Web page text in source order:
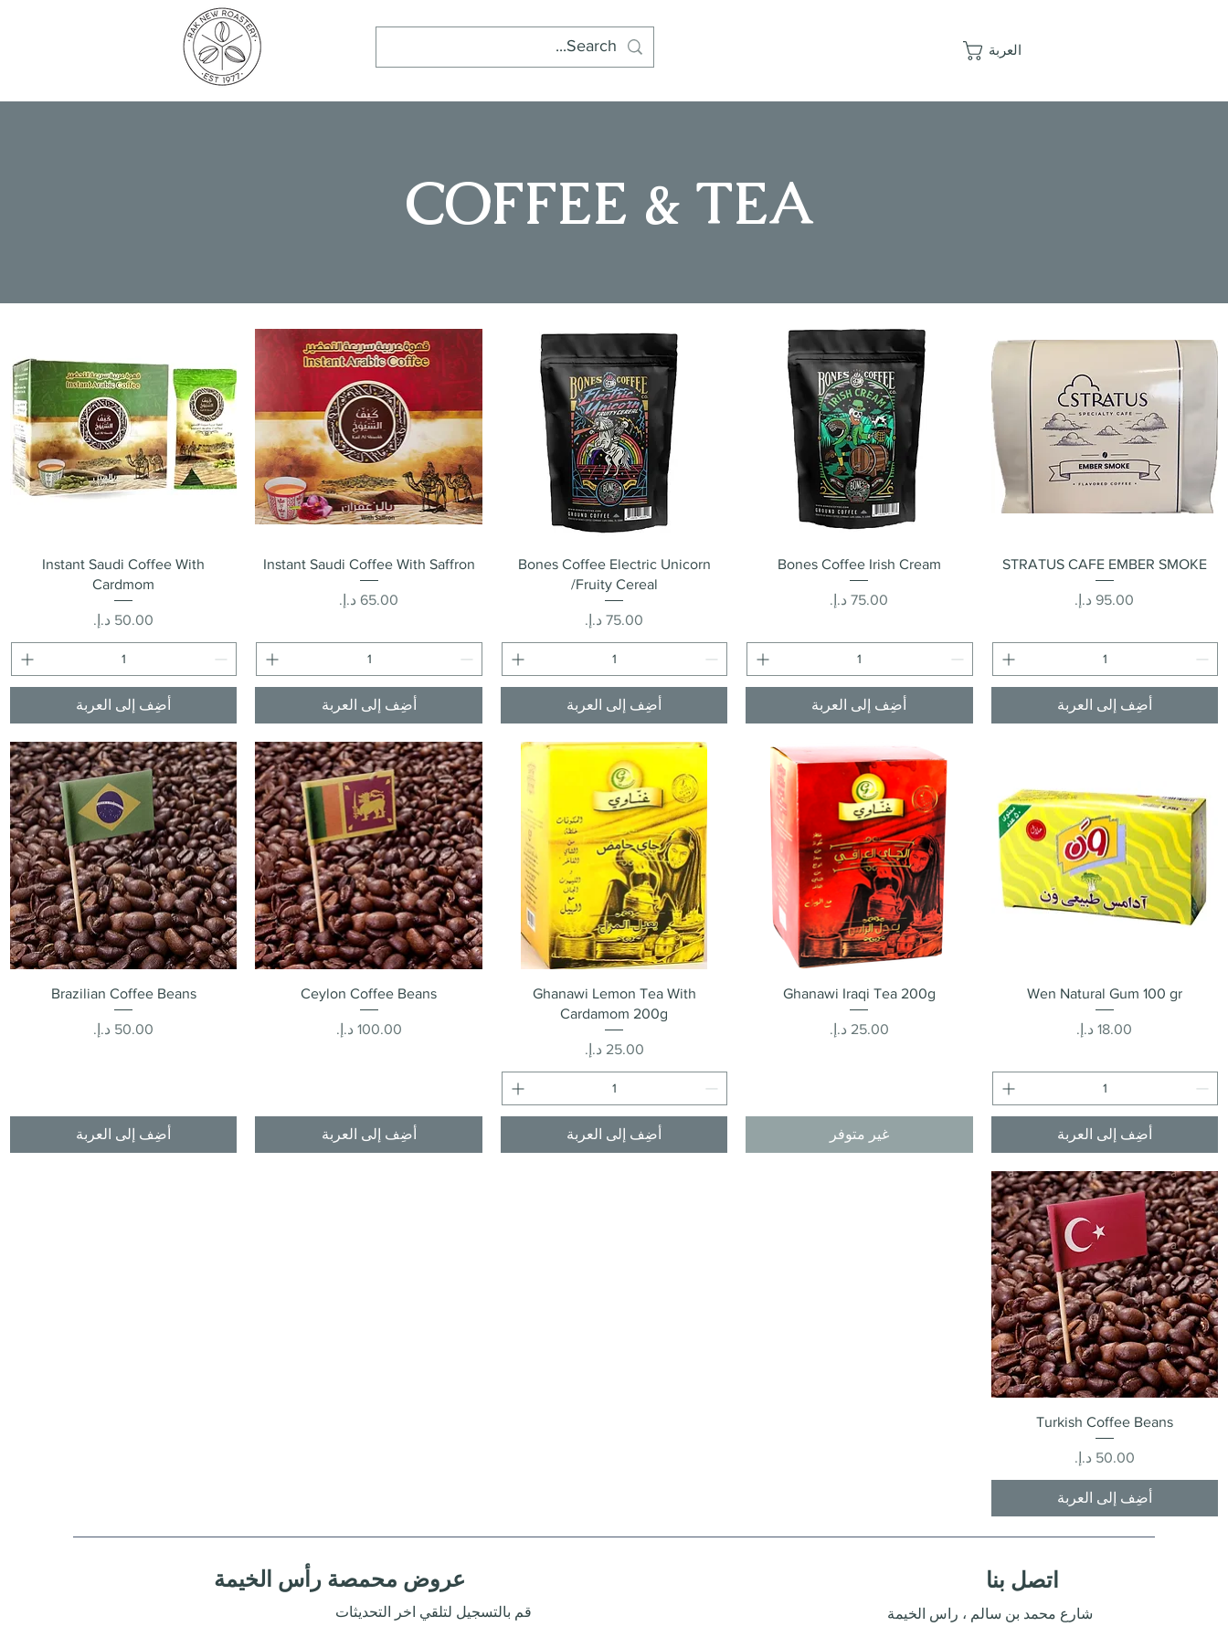
العربة
COFFEE & TEA
العرض السريع
STRATUS CAFE EMBER SMOKE
السعر
أضِف إلى العربة
العرض السريع
Bones Coffee Irish Cream
السعر
أضِف إلى العربة
العرض السريع
Bones Coffee Electric Unicorn
/Fruity Cereal
السعر
أضِف إلى العربة
العرض السريع
Instant Saudi Coffee With Saffron
السعر
أضِف إلى العربة
العرض السريع
Instant Saudi Coffee With
Cardmom
السعر
أضِف إلى العربة
العرض السريع
Wen Natural Gum 100 gr
السعر
أضِف إلى العربة
العرض السريع
Ghanawi Iraqi Tea 200g
السعر
غير متوفر
العرض السريع
Ghanawi Lemon Tea With
Cardamom 200g
السعر
أضِف إلى العربة
العرض السريع
Ceylon Coffee Beans
السعر
أضِف إلى العربة
العرض السريع
Brazilian Coffee Beans
السعر
أضِف إلى العربة
العرض السريع
Turkish Coffee Beans
السعر
أضِف إلى العربة
عروض محمصة رأس الخيمة اتصل بنا